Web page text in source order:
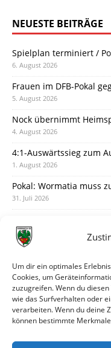
Um dir ein optimales
Cookies, um
zuzugreifen. Wenn du
wie das Surfverhalten oder
verarbeiten. Wenn du deine
können bestimmte
NEUESTE BEITRÄGE
Spielplan terminiert /
6. August 2026
Frauen im DFB-Pokal
5. August 2026
Nock übernimmt
4. August 2026
4:1-Auswärtssieg zum
1. August 2026
Pokal: Wormatia muss
31. Juli 2026
30. Juli 2026
28. Juli 2026
Neuer Rückensponsor
28. Juli 2026
Neue Podcast-Folge: So